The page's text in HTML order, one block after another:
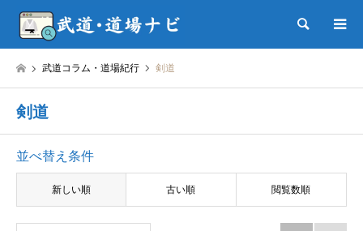
検索
武道コラム・道場紀行 剣道
剣道
並べ替え条件
新しい順 古い順 閲覧数順